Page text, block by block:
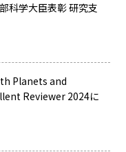
科学大臣表彰 研究支
Planets and
Reviewer 2024に